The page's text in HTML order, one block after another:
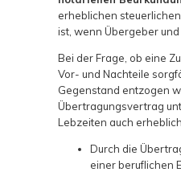
erheblichen
ist, wenn Übergeber
Bei der Frage, ob eine
Vor- und Nachteile
Gegenstand entzogen
Übertragungsvertrag
Lebzeiten auch
Durch die
einer beruflichen